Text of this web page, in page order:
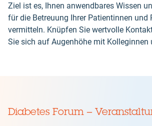
Ziel ist es, Ihnen anwendbares Wissen
für die Betreuung Ihrer Patientinnen und
vermitteln. Knüpfen Sie wertvolle
Sie sich auf Augenhöhe mit Kolleginnen
Diabetes Forum –